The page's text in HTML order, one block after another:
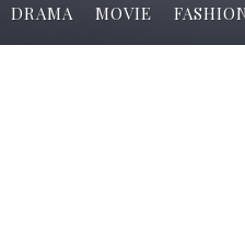
DRAMA MOVIE